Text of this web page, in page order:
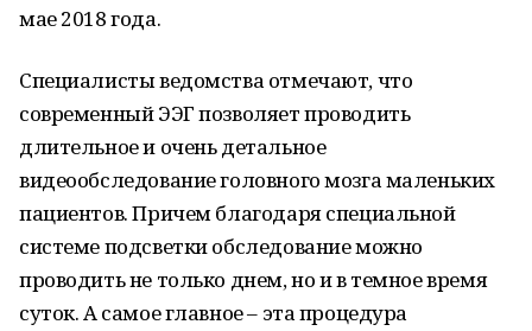
мае 2018 года.
Специалисты ведомства отмечают, что
современный ЭЭГ позволяет проводить
длительное и очень детальное
видеообследование головного мозга маленьких
пациентов. Причем благодаря специальной
системе подсветки обследование можно
проводить не только днем, но и в темное время
суток. А самое главное – эта процедура